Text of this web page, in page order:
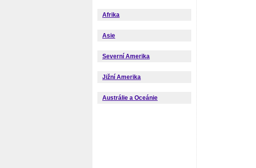
Afrika
Asie
Severní Amerika
Jižní Amerika
Austrálie a Oceánie